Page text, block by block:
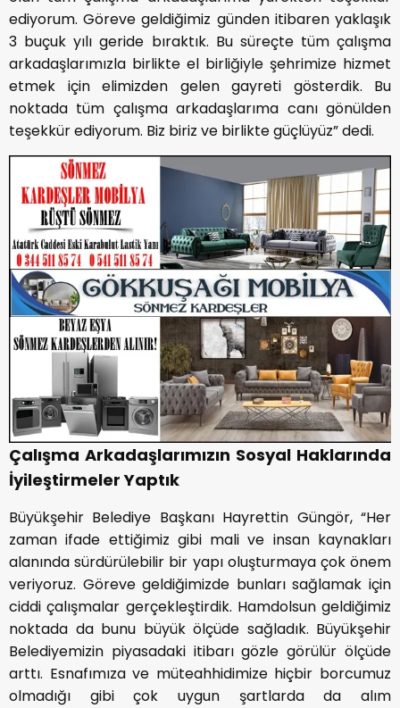
ediyorum. Göreve geldiğimiz günden itibaren yaklaşık
3 buçuk yılı geride bıraktık. Bu süreçte tüm çalışma
arkadaşlarımızla birlikte el birliğiyle şehrimize hizmet
etmek için elimizden gelen gayreti gösterdik. Bu
noktada tüm çalışma arkadaşlarıma canı gönülden
teşekkür ediyorum. Biz biriz ve birlikte güçlüyüz” dedi.
Çalışma Arkadaşlarımızın Sosyal Haklarında
İyileştirmeler Yaptık
Büyükşehir Belediye Başkanı Hayrettin Güngör, “Her
zaman ifade ettiğimiz gibi mali ve insan kaynakları
alanında sürdürülebilir bir yapı oluşturmaya çok önem
veriyoruz. Göreve geldiğimizde bunları sağlamak için
ciddi çalışmalar gerçekleştirdik. Hamdolsun geldiğimiz
noktada da bunu büyük ölçüde sağladık. Büyükşehir
Belediyemizin piyasadaki itibarı gözle görülür ölçüde
arttı. Esnafımıza ve müteahhidimize hiçbir borcumuz
olmadığı gibi çok uygun şartlarda da alım